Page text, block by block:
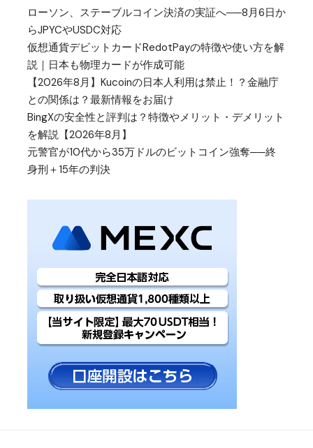
ローソン、ステーブルコイン決済の実証へ──8月6日か
らJPYCやUSDC対応
仮想通貨デビットカードRedotPayの特徴や使い方を解
説｜日本も物理カードが作成可能
【2026年8月】Kucoinの日本人利用は禁止！？金融庁
との関係は？最新情報をお届け
BingXの安全性と評判は？特徴やメリット・デメリット
を解説【2026年8月】
元警官が10代から35万ドルのビットコイン強奪──終
身刑＋15年の判決